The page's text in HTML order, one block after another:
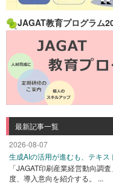
JAGAT教育プログラム
最新記事一覧
2026-08-07
生成AIの活用が進むも、テキ
「JAGAT印刷産業経営動向調
度、導入意向を紹介する。 ...